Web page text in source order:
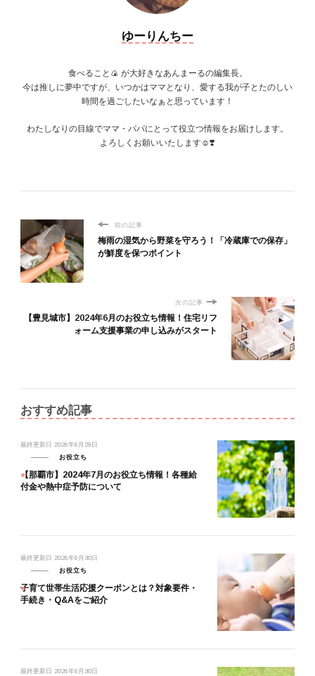
ゆーりんちー
食べること🍙 が大好きなあんまーるの編集長。
今は推しに夢中ですが、いつかはママとなり、愛する我が子とたのしい
時間を過ごしたいなぁと思っています！
わたしなりの目線でママ・パパにとって役立つ情報をお届けします。
よろしくお願いいたします☺️❣️
前の記事
梅雨の湿気から野菜を守ろう！「冷蔵庫での保存」
が鮮度を保つポイント
次の記事
【豊見城市】2024年6月のお役立ち情報！住宅リフ
ォーム支援事業の申し込みがスタート
おすすめ記事
最終更新日 2026年6月29日
お役立ち
【那覇市】2024年7月のお役立ち情報！各種給
付金や熱中症予防について
最終更新日 2026年6月30日
お役立ち
子育て世帯生活応援クーポンとは？対象要件・
手続き・Q&Aをご紹介
最終更新日 2026年6月30日